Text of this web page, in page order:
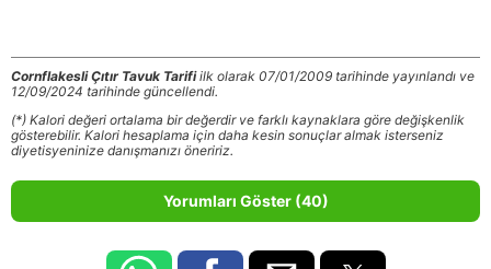
Cornflakesli Çıtır Tavuk Tarifiilk olarak 07/01/2009 tarihinde yayınlandı ve
12/09/2024 tarihinde güncellendi.
(*) Kalori değeri ortalama bir değerdir ve farklı kaynaklara göre değişkenlik
gösterebilir. Kalori hesaplama için daha kesin sonuçlar almak isterseniz
diyetisyeninize danışmanızı öneririz.
Yorumları Göster (40)